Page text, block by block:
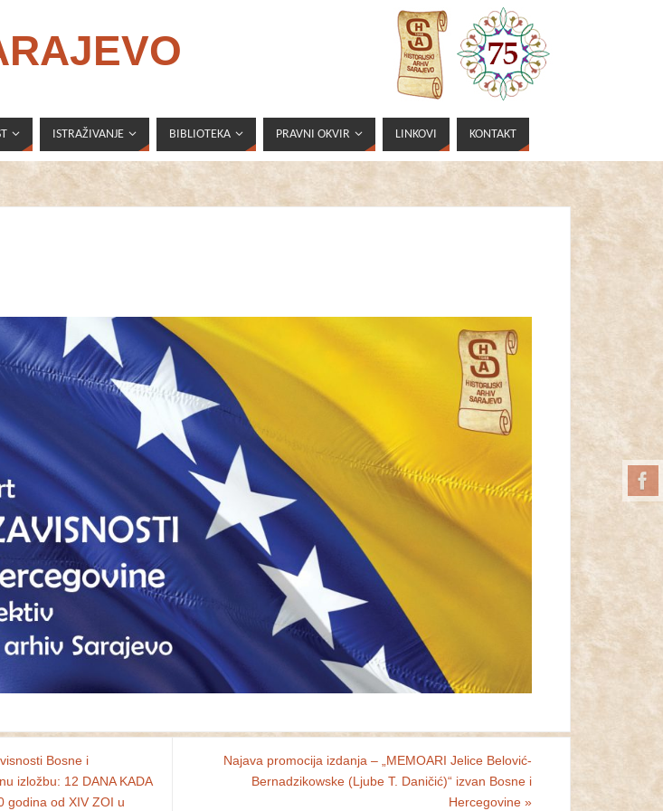
ISTRAŽIVANJE BIBLIOTEKA PRAVNI OKVIR LINKOVI KONTAKT
Bosne i
izložbu: 12 DANA KADA
godina od XIV ZOI u
Najava promocija izdanja – „MEMOARI Jelice Belović-
Bernadzikowske (Ljube T. Daničić)“ izvan Bosne i
Hercegovine »